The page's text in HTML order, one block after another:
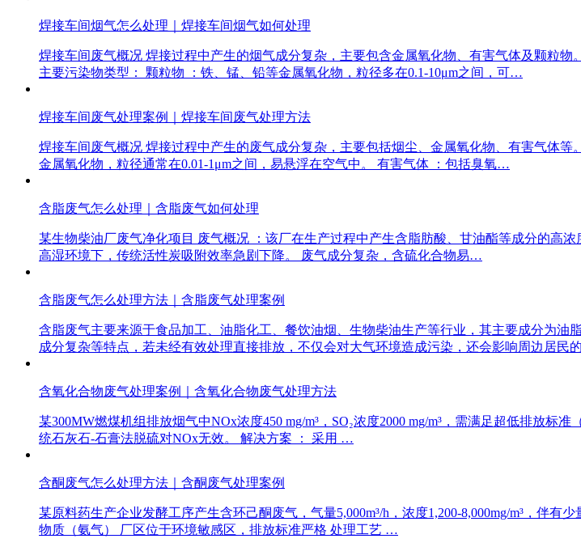
焊接车间烟气怎么处理｜焊接车间烟气如何处理
焊接车间废气概况 焊接过程中产生的烟气成分复杂，主要包含金属氧化物、有害气体及颗粒
主要污染物类型： 颗粒物 ：铁、锰、铅等金属氧化物，粒径多在0.1-10μm之间，可…
焊接车间废气处理案例｜焊接车间废气处理方法
焊接车间废气概况 焊接过程中产生的废气成分复杂，主要包括烟尘、金属氧化物、有害气体
金属氧化物，粒径通常在0.01-1μm之间，易悬浮在空气中。 有害气体 ：包括臭氧…
含脂废气怎么处理｜含脂废气如何处理
某生物柴油厂废气净化项目 废气概况 ：该厂在生产过程中产生含脂肪酸、甘油酯等成分的高
高湿环境下，传统活性炭吸附效率急剧下降。 废气成分复杂，含硫化合物易…
含脂废气怎么处理方法｜含脂废气处理案例
含脂废气主要来源于食品加工、油脂化工、餐饮油烟、生物柴油生产等行业，其主要成分为油
成分复杂等特点，若未经有效处理直接排放，不仅会对大气环境造成污染，还会影响周边居民
含氧化合物废气处理案例｜含氧化合物废气处理方法
某300MW燃煤机组排放烟气中NOx浓度450 mg/m³，SO₂浓度2000 mg/m³，需满足超低排放标
统石灰石-石膏法脱硫对NOx无效。 解决方案 ： 采用 …
含酮废气怎么处理方法｜含酮废气处理案例
某原料药生产企业发酵工序产生含环己酮废气，气量5,000m³/h，浓度1,200-8,000mg/m³，伴
物质（氨气） 厂区位于环境敏感区，排放标准严格 处理工艺 …